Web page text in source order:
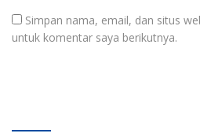
Simpan nama, email, dan situs
untuk komentar saya berikutnya.